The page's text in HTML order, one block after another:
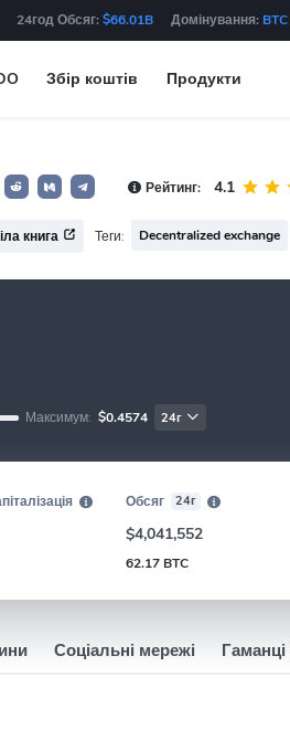
24год Обсяг: $66.01B Домінування:
Збір коштів Продукти
Рейтинг: 4.1
книга Теги: Decentralized exchange
Максимум: $0.4574 24г
Обсяг 24г
$4,041,552
62.17 BTC
Соціальні мережі Гаманці